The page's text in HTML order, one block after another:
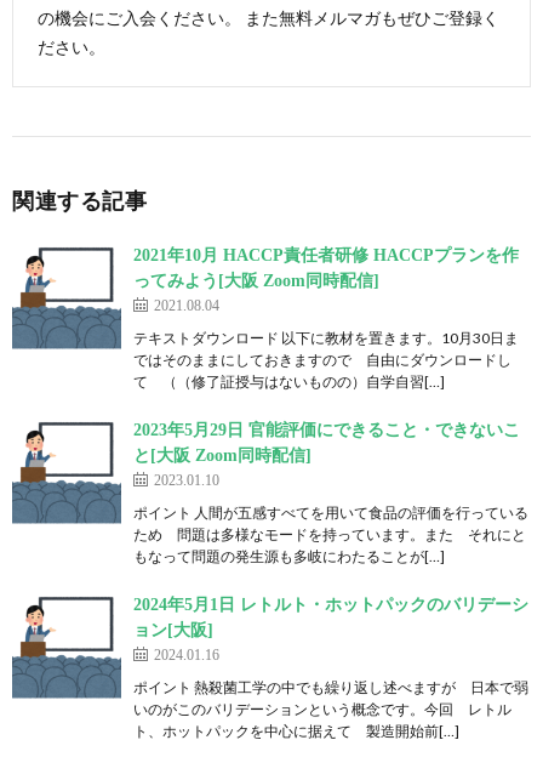
の機会にご入会ください。 また無料メルマガもぜひご登録く
ださい。
関連する記事
2021年10月 HACCP責任者研修 HACCPプランを作
ってみよう[大阪 Zoom同時配信]
2021.08.04
テキストダウンロード 以下に教材を置きます。10月30日ま
ではそのままにしておきますので 自由にダウンロードし
て （（修了証授与はないものの）自学自習[…]
2023年5月29日 官能評価にできること・できないこ
と[大阪 Zoom同時配信]
2023.01.10
ポイント 人間が五感すべてを用いて食品の評価を行っている
ため 問題は多様なモードを持っています。また それにと
もなって問題の発生源も多岐にわたることが[…]
2024年5月1日 レトルト・ホットパックのバリデーシ
ョン[大阪]
2024.01.16
ポイント 熱殺菌工学の中でも繰り返し述べますが 日本で弱
いのがこのバリデーションという概念です。今回 レトル
ト、ホットパックを中心に据えて 製造開始前[…]